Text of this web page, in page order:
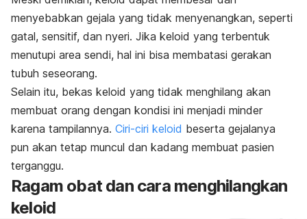
menyebabkan gejala yang tidak menyenangkan, seperti
gatal, sensitif, dan nyeri. Jika keloid yang terbentuk
menutupi area sendi, hal ini bisa membatasi gerakan
tubuh seseorang.
Selain itu, bekas keloid yang tidak menghilang akan
membuat orang dengan kondisi ini menjadi minder
karena tampilannya. Ciri-ciri keloid beserta gejalanya
pun akan tetap muncul dan kadang membuat pasien
terganggu.
Ragam obat dan cara menghilangkan
keloid